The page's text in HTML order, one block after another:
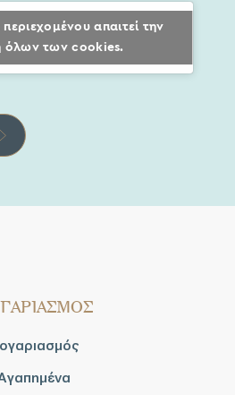
απαιτεί την
όλων των cookies.